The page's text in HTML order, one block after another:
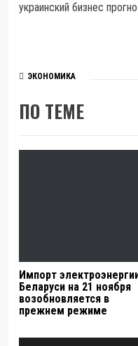
украинский бизнес
ЭКОНОМИКА
ПО ТЕМЕ
Импорт
Беларуси на 21 ноября
возобновляется в
прежнем режиме